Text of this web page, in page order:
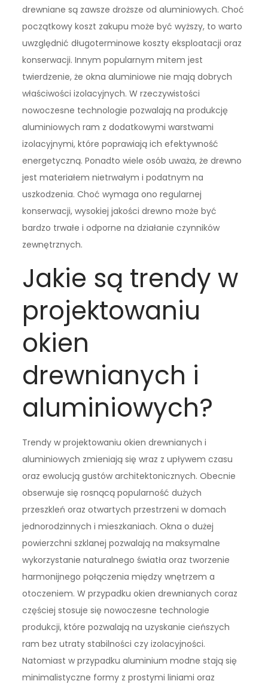
drewniane są zawsze droższe od aluminiowych. Choć
początkowy koszt zakupu może być wyższy, to warto
uwzględnić długoterminowe koszty eksploatacji oraz
konserwacji. Innym popularnym mitem jest
twierdzenie, że okna aluminiowe nie mają dobrych
właściwości izolacyjnych. W rzeczywistości
nowoczesne technologie pozwalają na produkcję
aluminiowych ram z dodatkowymi warstwami
izolacyjnymi, które poprawiają ich efektywność
energetyczną. Ponadto wiele osób uważa, że drewno
jest materiałem nietrwałym i podatnym na
uszkodzenia. Choć wymaga ono regularnej
konserwacji, wysokiej jakości drewno może być
bardzo trwałe i odporne na działanie czynników
zewnętrznych.
Jakie są trendy w
projektowaniu
okien
drewnianych i
aluminiowych?
Trendy w projektowaniu okien drewnianych i
aluminiowych zmieniają się wraz z upływem czasu
oraz ewolucją gustów architektonicznych. Obecnie
obserwuje się rosnącą popularność dużych
przeszkleń oraz otwartych przestrzeni w domach
jednorodzinnych i mieszkaniach. Okna o dużej
powierzchni szklanej pozwalają na maksymalne
wykorzystanie naturalnego światła oraz tworzenie
harmonijnego połączenia między wnętrzem a
otoczeniem. W przypadku okien drewnianych coraz
częściej stosuje się nowoczesne technologie
produkcji, które pozwalają na uzyskanie cieńszych
ram bez utraty stabilności czy izolacyjności.
Natomiast w przypadku aluminium modne stają się
minimalistyczne formy z prostymi liniami oraz